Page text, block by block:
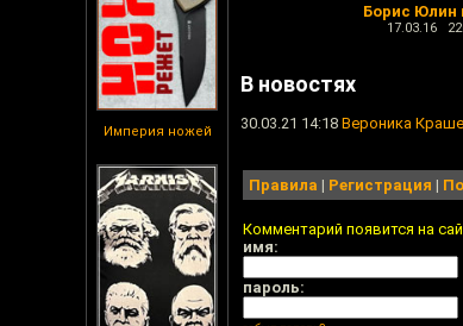
Империя ножей
Борис Юлин
17.03.16
В новостях
30.03.21 14:18 Вероника
Правила | Регистрация |
Комментарий появится на
имя:
пароль: